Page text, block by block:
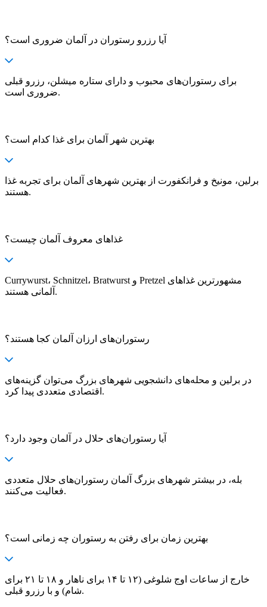
آیا رزرو رستوران در آلمان ضروری است؟
برای رستوران‌های محبوب و دارای ستاره میشلن، رزرو قبلی
ضروری است.
بهترین شهر آلمان برای غذا کدام است؟
برلین، مونیخ و فرانکفورت از بهترین شهرهای آلمان برای تجربه غذا
هستند.
غذاهای معروف آلمان چیست؟
Currywurst، Schnitzel، Bratwurst و Pretzel مشهورترین غذاهای
آلمانی هستند.
رستوران‌های ارزان آلمان کجا هستند؟
در برلین و محله‌های دانشجویی شهرهای بزرگ می‌توان گزینه‌های
اقتصادی متعددی پیدا کرد.
آیا رستوران‌های حلال در آلمان وجود دارد؟
بله، در بیشتر شهرهای بزرگ آلمان رستوران‌های حلال متعددی
فعالیت می‌کنند.
بهترین زمان برای رفتن به رستوران چه زمانی است؟
خارج از ساعات اوج شلوغی (۱۲ تا ۱۴ برای ناهار و ۱۸ تا ۲۱ برای
شام) و با رزرو قبلی.